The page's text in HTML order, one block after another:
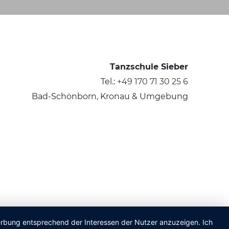
entsprechend der Interessen der Nutzer anzuzeigen. Ich
Tanzschule Sieber
Tel.: +49 170 71 30 25 6
Bad-Schönborn, Kronau & Umgebung